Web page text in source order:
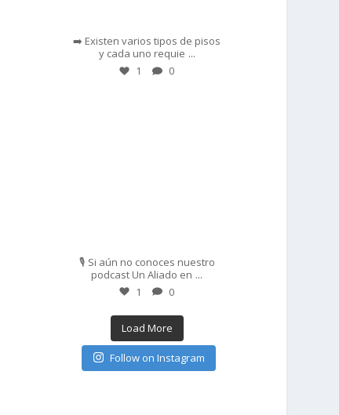
➡️ Existen varios tipos de pisos
y cada uno requie ...
1 0
🎙️ Si aún no conoces nuestro
podcast Un Aliado en ...
1 0
Load More
Follow on Instagram